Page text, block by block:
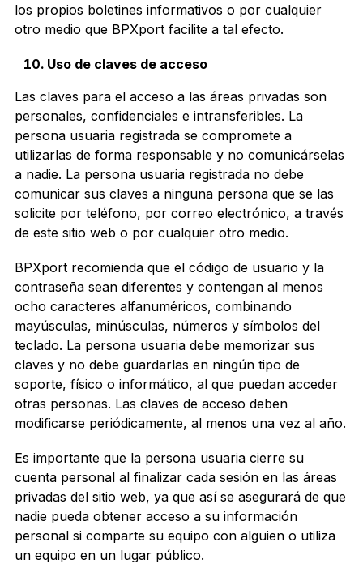
los propios boletines informativos o por cualquier
otro medio que BPXport facilite a tal efecto.
Uso de claves de acceso
Las claves para el acceso a las áreas privadas son
personales, confidenciales e intransferibles. La
persona usuaria registrada se compromete a
utilizarlas de forma responsable y no comunicárselas
a nadie. La persona usuaria registrada no debe
comunicar sus claves a ninguna persona que se las
solicite por teléfono, por correo electrónico, a través
de este sitio web o por cualquier otro medio.
BPXport recomienda que el código de usuario y la
contraseña sean diferentes y contengan al menos
ocho caracteres alfanuméricos, combinando
mayúsculas, minúsculas, números y símbolos del
teclado. La persona usuaria debe memorizar sus
claves y no debe guardarlas en ningún tipo de
soporte, físico o informático, al que puedan acceder
otras personas. Las claves de acceso deben
modificarse periódicamente, al menos una vez al año.
Es importante que la persona usuaria cierre su
cuenta personal al finalizar cada sesión en las áreas
privadas del sitio web, ya que así se asegurará de que
nadie pueda obtener acceso a su información
personal si comparte su equipo con alguien o utiliza
un equipo en un lugar público.